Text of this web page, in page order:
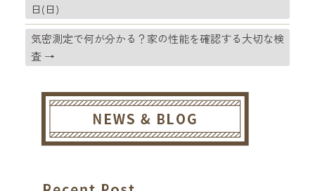
日(日)
気密測定で何が分かる？家の性能を確認する大切な検
査 →